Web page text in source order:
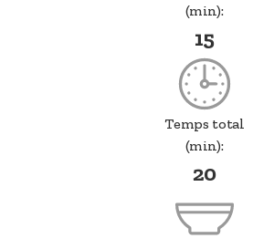
(min):
15
Temps total
(min):
20